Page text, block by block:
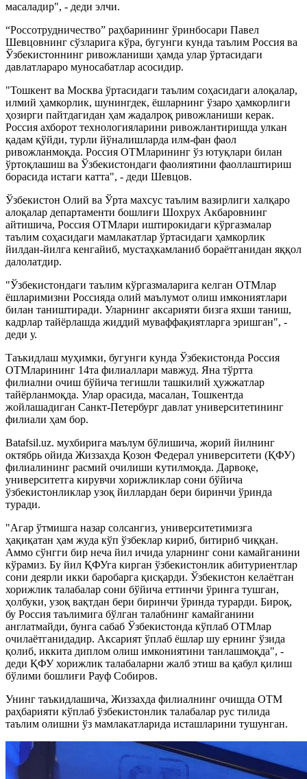
масаладир", - деди элчи.
“Россотрудничество” раҳбарининг ўринбосари Павел
Шевцовнинг сўзларига кўра, бугунги кунда таълим Россия ва
Ўзбекистоннинг ривожланиши ҳамда улар ўртасидаги
давлатлараро муносабатлар асосидир.
"Тошкент ва Москва ўртасидаги таълим соҳасидаги алоқалар,
илмий ҳамкорлик, шунингдек, ёшларнинг ўзаро ҳамкорлиги
ҳозирги пайтдагидан ҳам жадалроқ ривожланиши керак.
Россия ахборот технологияларини ривожлантиришда улкан
қадам қўйди, турли йўналишларда илм-фан фаол
ривожланмоқда. Россия ОТМларининг ўз ютуқлари билан
ўртоқлашиш ва Ўзбекистондаги фаолиятини фаоллаштириш
борасида истаги катта", - деди Шевцов.
Ўзбекистон Олий ва Ўрта махсус таълим вазирлиги халқаро
алоқалар департаменти бошлиғи Шохрух Акбаровнинг
айтишича, Россия ОТМлари иштирокидаги кўргазмалар
таълим соҳасидаги мамлакатлар ўртасидаги ҳамкорлик
йилдан-йилга кенгайиб, мустаҳкамланиб бораётганидан яққол
далолатдир.
"Ўзбекистондаги таълим кўргазмаларига келган ОТМлар
ёшларимизни Россияда олий маълумот олиш имкониятлари
билан таништиради. Уларнинг аксарияти бизга яхши таниш,
кадрлар тайёрлашда жиддий муваффақиятларга эришган", -
деди у.
Таъкидлаш муҳимки, бугунги кунда Ўзбекистонда Россия
ОТМларининг 14та филиаллари мавжуд. Яна тўртта
филиални очиш бўйича тегишли ташкилий ҳужжатлар
тайёрланмоқда. Улар орасида, масалан, Тошкентда
жойлашадиган Санкт-Петербург давлат университетининг
филиали ҳам бор.
Batafsil.uz. мухбирига маълум бўлишича, жорий йилнинг
октябрь ойида Жиззахда Қозон Федерал университети (ҚФУ)
филиалининг расмий очилиши кутилмоқда. Дарвоқе,
университетга кирувчи хорижликлар сони бўйича
ўзбекистонликлар узоқ йиллардан бери биринчи ўринда
туради.
"Агар ўтмишга назар солсангиз, университетимизга
ҳақиқатан ҳам жуда кўп ўзбеклар кириб, битириб чиққан.
Аммо сўнгги бир неча йил ичида уларнинг сони камайганини
кўрамиз. Бу йил ҚФУга кирган ўзбекистонлик абитуриентлар
сони деярли икки баробарга қисқарди. Ўзбекистон келаётган
хорижлик талабалар сони бўйича еттинчи ўринга тушган,
ҳолбуки, узоқ вақтдан бери биринчи ўринда турарди. Бироқ,
бу Россия таълимига бўлган талабнинг камайганини
англатмайди, бунга сабаб Ўзбекистонда кўплаб ОТМлар
очилаётганидадир. Аксарият ўплаб ёшлар шу ернинг ўзида
қолиб, иккита диплом олиш имкониятини танлашмоқда", -
деди ҚФУ хорижлик талабаларни жалб этиш ва қабул қилиш
бўлими бошлиғи Рауф Собиров.
Унинг таъкидлашича, Жиззахда филиалнинг очишда ОТМ
раҳбарияти кўплаб ўзбекистонлик талабалар рус тилида
таълим олишни ўз мамлакатларида исташларини тушунган.